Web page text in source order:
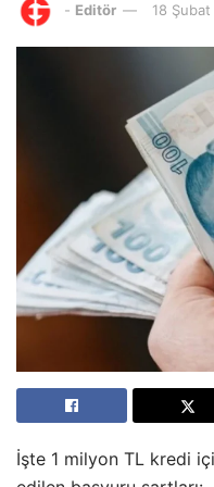
- Editör 18
İşte 1 milyon TL kredi